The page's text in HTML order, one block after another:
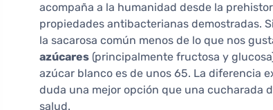
acompaña a la humanidad desde la
propiedades antibacterianas demostradas.
la sacarosa común menos de lo que nos
azúcares (principalmente fructosa y
azúcar blanco es de unos 65. La diferencia
duda una mejor opción que una cucharada
salud.